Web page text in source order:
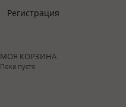
Регистрация
МОЯ КОРЗИНА
Пока пусто